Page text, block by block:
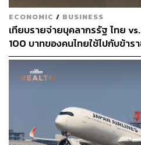
เตือนต้นทุนเศรษฐกิจจะสู
เยื้อ
Mathias Cormann เลขาธิการ
เข้าสู่ปี 2026 ด้วยแรงส่งที่แข็งแ
ตะวันออกกลาง
เขาระบุว่า ยิ่งการหยุดชะงักดำ
ECONOMIC / BUSINESS
เทียบรายจ่ายบุคลากรรัฐ ไทย
100 บาทของคนไทยใช้ไปกับข้าร